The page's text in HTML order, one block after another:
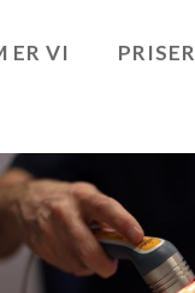
ER VI PRISER